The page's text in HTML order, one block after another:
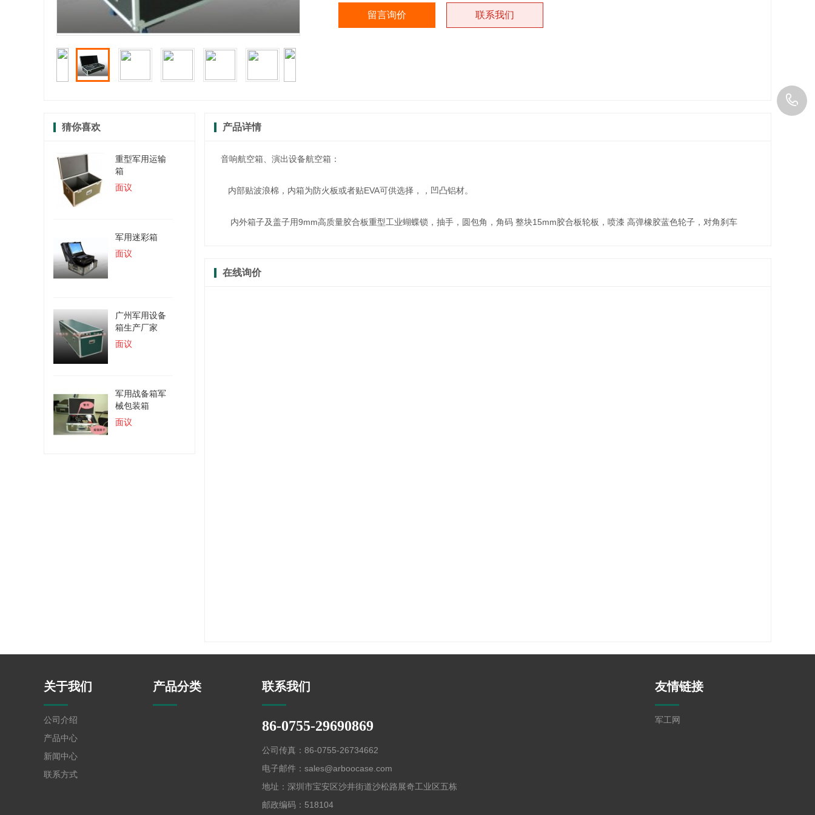
留言询价 联系我们
猜你喜欢
重型军用运输
箱
面议
军用迷彩箱
面议
广州军用设备
箱生产厂家
面议
军用战备箱军
械包装箱
面议
产品详情
音响航空箱、演出设备航空箱：
内部贴波浪棉，内箱为防火板或者贴EVA可供选择，，凹凸铝材。
内外箱子及盖子用9mm高质量胶合板重型工业蝴蝶锁，抽手，圆包角，角码 整块15mm胶合板轮板，喷漆 高弹橡胶蓝色轮子，对角刹车
在线询价
关于我们
公司介绍
产品中心
新闻中心
联系方式
产品分类 联系我们
86-0755-29690869
公司传真：86-0755-26734662
电子邮件：sales@arboocase.com
地址：深圳市宝安区沙井街道沙松路展奇工业区五栋
邮政编码：518104
友情链接
军工网